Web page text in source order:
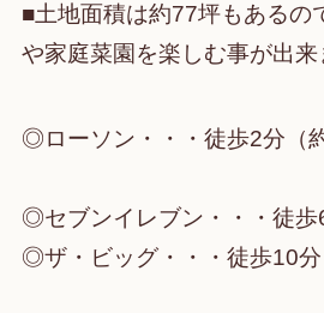
■土地面積は約77坪もあるの
や家庭菜園を楽しむ事が出来
◎ローソン・・・徒歩
◎セブンイレブン・・・徒歩
◎ザ・ビッグ・・・徒歩10